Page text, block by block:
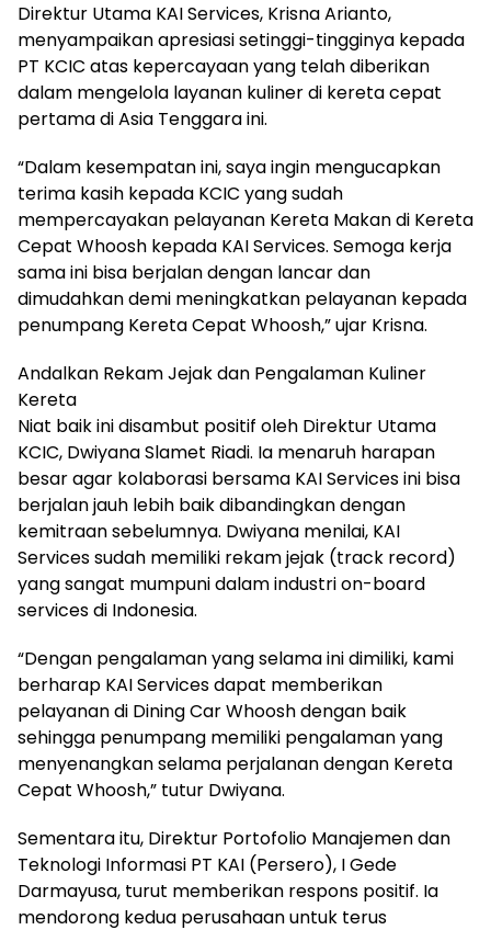
Direktur Utama KAI Services, Krisna Arianto,
menyampaikan apresiasi setinggi-tingginya kepada
PT KCIC atas kepercayaan yang telah diberikan
dalam mengelola layanan kuliner di kereta cepat
pertama di Asia Tenggara ini.
“Dalam kesempatan ini, saya ingin mengucapkan
terima kasih kepada KCIC yang sudah
mempercayakan pelayanan Kereta Makan di Kereta
Cepat Whoosh kepada KAI Services. Semoga kerja
sama ini bisa berjalan dengan lancar dan
dimudahkan demi meningkatkan pelayanan kepada
penumpang Kereta Cepat Whoosh,” ujar Krisna.
Andalkan Rekam Jejak dan Pengalaman Kuliner
Kereta
Niat baik ini disambut positif oleh Direktur Utama
KCIC, Dwiyana Slamet Riadi. Ia menaruh harapan
besar agar kolaborasi bersama KAI Services ini bisa
berjalan jauh lebih baik dibandingkan dengan
kemitraan sebelumnya. Dwiyana menilai, KAI
Services sudah memiliki rekam jejak (track record)
yang sangat mumpuni dalam industri on-board
services di Indonesia.
“Dengan pengalaman yang selama ini dimiliki, kami
berharap KAI Services dapat memberikan
pelayanan di Dining Car Whoosh dengan baik
sehingga penumpang memiliki pengalaman yang
menyenangkan selama perjalanan dengan Kereta
Cepat Whoosh,” tutur Dwiyana.
Sementara itu, Direktur Portofolio Manajemen dan
Teknologi Informasi PT KAI (Persero), I Gede
Darmayusa, turut memberikan respons positif. Ia
mendorong kedua perusahaan untuk terus